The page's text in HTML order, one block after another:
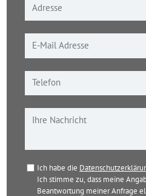
Ich habe die
Ich stimme zu, dass meine
Beantwortung meiner Anfrage